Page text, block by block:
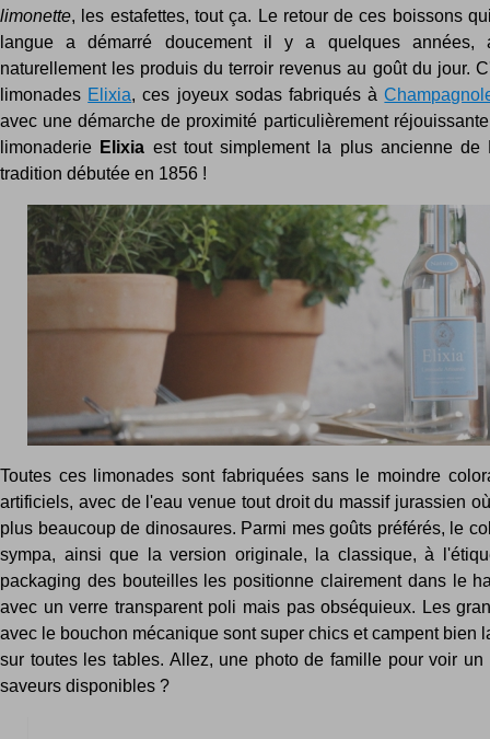
limonette, les estafettes, tout ça. Le retour de ces boissons
langue a démarré doucement il y a quelques années,
naturellement les produis du terroir revenus au goût du jour.
limonades Elixia, ces joyeux sodas fabriqués à
avec une démarche de proximité particulièrement
limonaderie Elixia est tout simplement la plus ancienne de
tradition débutée en 1856 !
Toutes ces limonades sont fabriquées sans le moindre
artificiels, avec de l'eau venue tout droit du massif jurassien
plus beaucoup de dinosaures. Parmi mes goûts préférés, le
sympa, ainsi que la version originale, la classique, à
packaging des bouteilles les positionne clairement dans le
avec un verre transparent poli mais pas obséquieux. Les
avec le bouchon mécanique sont super chics et campent bien
sur toutes les tables. Allez, une photo de famille pour voir un
saveurs disponibles ?